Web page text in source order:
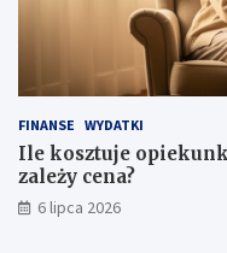
FINANSE WYDATKI
Ile kosztuje
zależy cena?
6 lipca 2026